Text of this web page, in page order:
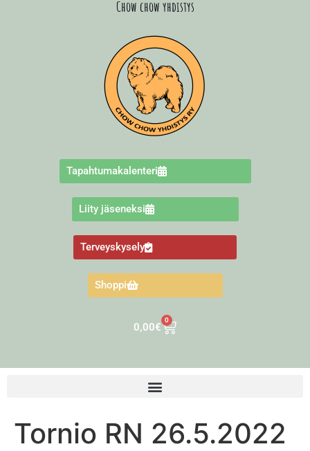
Chow chow yhdistys
Tapahtumakalenteri
Liity jäseneksi
Terveyskysely
Shoppi
0,00€
0
Tornio RN 26.5.2022